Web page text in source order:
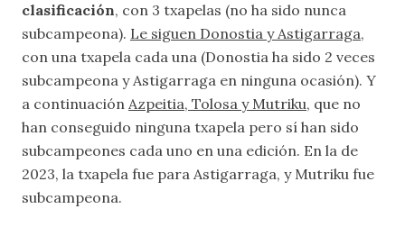
clasificación, con 3 txapelas (no ha sido nunca
subcampeona). Le siguen Donostia y Astigarraga,
con una txapela cada una (Donostia ha sido 2 veces
subcampeona y Astigarraga en ninguna ocasión). Y
a continuación Azpeitia, Tolosa y Mutriku, que no
han conseguido ninguna txapela pero sí han sido
subcampeones cada uno en una edición. En la de
2023, la txapela fue para Astigarraga, y Mutriku fue
subcampeona.